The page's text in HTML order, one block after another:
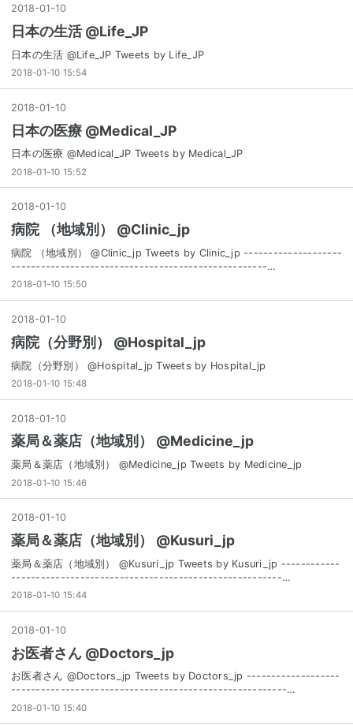
2018-01 -10
日本の生活 @Life_JP
日本の生活 @Life_JP Tweets by Life_JP
2018-01-10 15:54
2018-01-10
日本の医療 @Medical_JP
日本の医療 @Medical_JP Tweets by Medical_JP
2018-01-10 15:52
2018-01 -10
病院 （地域別） @Clinic_jp
病院 （地域別） @Clinic_jp Tweets by Clinic_jp --------------------
----------------------------------------------------…
2018-01-10 15:50
2018-01 -10
病院（分野別） @Hospital_jp
病院（分野別） @Hospital_jp Tweets by Hospital_jp
2018-01-10 15:48
2018-01-10
薬局＆薬店（地域別） @Medicine_jp
薬局＆薬店（地域別） @Medicine_jp Tweets by Medicine_jp
2018-01-10 15:46
2018-01 -10
薬局＆薬店（地域別） @Kusuri_jp
薬局＆薬店（地域別） @Kusuri_jp Tweets by Kusuri_jp ------------
-------------------------------------------------------…
2018-01-10 15:44
2018-01-10
お医者さん @Doctors_jp
お医者さん @Doctors_jp Tweets by Doctors_jp -------------------
--------------------------------------------------------…
2018-01-10 15:40